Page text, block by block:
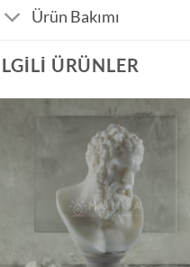
Ürün Bakımı
ÜRÜNLER